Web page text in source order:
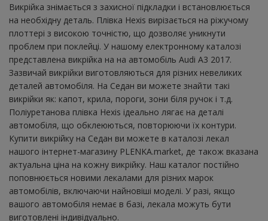
Викрійка знімається з захисної підкладки і встановлюється
на необхідну деталь. Плівка Hexis вирізається на ріжучому
плоттері з високою точністю, що дозволяє уникнути
проблем при поклейці. У нашому електронному каталозі
представлена ​​викрійка на на автомобіль Audi A3 2017.
Зазвичай викрійки виготовляються для різних невеликих
деталей автомобіля. На Седан ви можете знайти такі
викрійки як: капот, крила, пороги, зони біля ручок і т.д.
Поліуретанова плівка Hexis ідеально лягає на деталі
автомобіля, що обклеюються, повторюючи їх контури.
Купити викрійку на Седан ви можете в каталозі лекал
нашого інтернет-магазину PLENKA.market, де також вказана
актуальна ціна на кожну викрійку. Наш каталог постійно
поповнюється новими лекалами для різних марок
автомобілів, включаючи найновіші моделі. У разі, якщо
вашого автомобіля немає в базі, лекала можуть бути
виготовлені індивідуально.